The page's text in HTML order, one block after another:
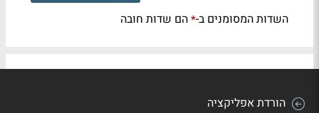
השדות המסומנים ב-*הם שדות חובה
הורדת אפליקציה